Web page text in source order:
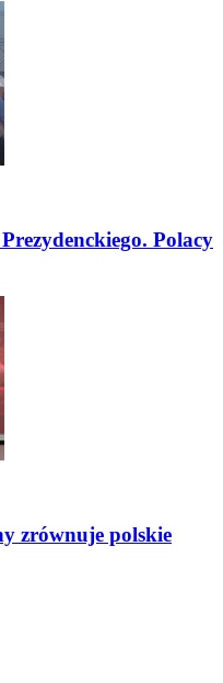
Polacy
zrównuje polskie